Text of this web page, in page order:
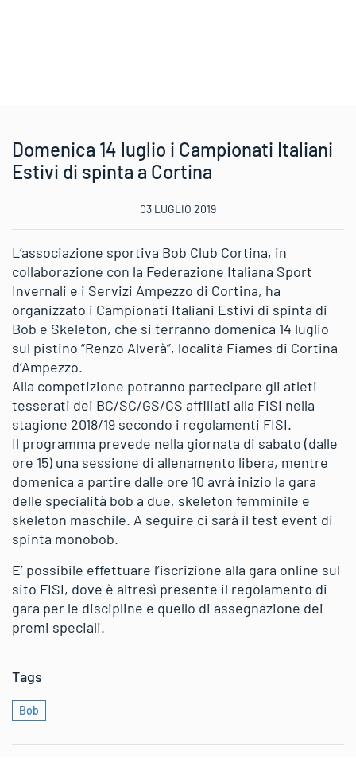
Domenica 14 luglio i Campionati Italiani
Estivi di spinta a Cortina
03 LUGLIO 2019
L’associazione sportiva Bob Club Cortina, in
collaborazione con la Federazione Italiana Sport
Invernali e i Servizi Ampezzo di Cortina, ha
organizzato i Campionati Italiani Estivi di spinta di
Bob e Skeleton, che si terranno domenica 14 luglio
sul pistino “Renzo Alverà”, località Fiames di Cortina
d’Ampezzo.
Alla competizione potranno partecipare gli atleti
tesserati dei BC/SC/GS/CS affiliati alla FISI nella
stagione 2018/19 secondo i regolamenti FISI.
Il programma prevede nella giornata di sabato (dalle
ore 15) una sessione di allenamento libera, mentre
domenica a partire dalle ore 10 avrà inizio la gara
delle specialità bob a due, skeleton femminile e
skeleton maschile. A seguire ci sarà il test event di
spinta monobob.
E’ possibile effettuare l’iscrizione alla gara online sul
sito FISI, dove è altresì presente il regolamento di
gara per le discipline e quello di assegnazione dei
premi speciali.
Tags
Bob